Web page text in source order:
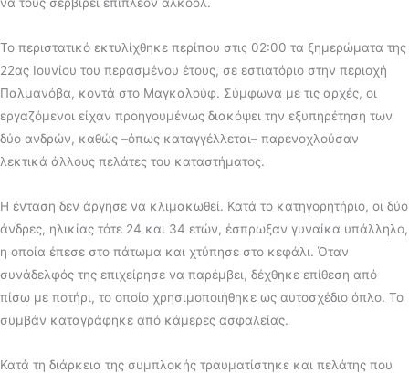
Το περιστατικό εκτυλίχθηκε περίπου στις 02:00 τα ξημερώματα της
22ας Ιουνίου του περασμένου έτους, σε εστιατόριο στην περιοχή
Παλμανόβα, κοντά στο Μαγκαλούφ. Σύμφωνα με τις αρχές, οι
εργαζόμενοι είχαν προηγουμένως διακόψει την εξυπηρέτηση των
δύο ανδρών, καθώς –όπως καταγγέλλεται– παρενοχλούσαν
λεκτικά άλλους πελάτες του καταστήματος.
Η ένταση δεν άργησε να κλιμακωθεί. Κατά το κατηγορητήριο, οι δύο
άνδρες, ηλικίας τότε 24 και 34 ετών, έσπρωξαν γυναίκα υπάλληλο,
η οποία έπεσε στο πάτωμα και χτύπησε στο κεφάλι. Όταν
συνάδελφός της επιχείρησε να παρέμβει, δέχθηκε επίθεση από
πίσω με ποτήρι, το οποίο χρησιμοποιήθηκε ως αυτοσχέδιο όπλο. Το
συμβάν καταγράφηκε από κάμερες ασφαλείας.
Κατά τη διάρκεια της συμπλοκής τραυματίστηκε και πελάτης που